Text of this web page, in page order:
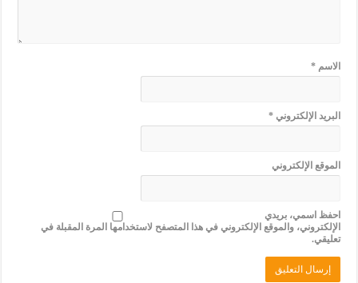
الاسم*
البريد الإلكتروني*
الموقع الإلكتروني
احفظ اسمي، بريدي
الإلكتروني، والموقع الإلكتروني في هذا المتصفح لاستخدامها المرة المقبلة في
تعليقي.